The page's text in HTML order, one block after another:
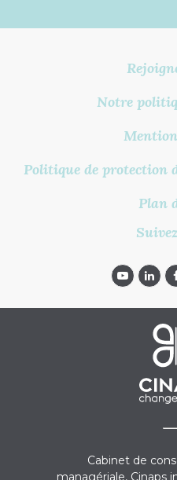
Cabinet de
Notre
Politique de protection
Plan